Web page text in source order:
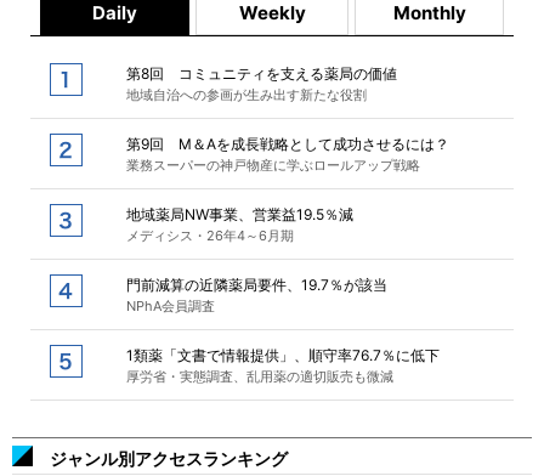
Daily Weekly Monthly
第8回 コミュニティを支える薬局の価値
地域自治への参画が生み出す新たな役割
第9回 M＆Aを成長戦略として成功させるには？
業務スーパーの神戸物産に学ぶロールアップ戦略
地域薬局NW事業、営業益19.5％減
メディシス・26年4～6月期
門前減算の近隣薬局要件、19.7％が該当
NPhA会員調査
1類薬「文書で情報提供」、順守率76.7％に低下
厚労省・実態調査、乱用薬の適切販売も微減
ジャンル別アクセスランキング